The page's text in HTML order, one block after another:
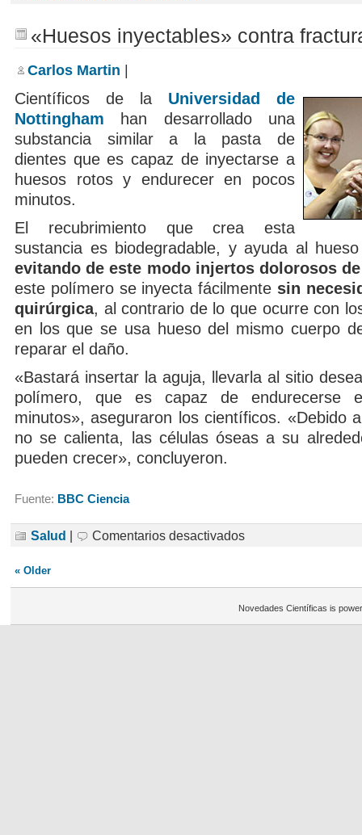
«Huesos inyectables» contra
Carlos Martin
Científicos de la Universidad de
Nottingham han desarrollado una
substancia similar a la pasta de
dientes que es capaz de inyectarse a
huesos rotos y endurecer en pocos
minutos.
El recubrimiento que crea esta
sustancia es biodegradable, y ayuda al
evitando de este modo injertos dolorosos
este polímero se inyecta fácilmente sin
quirúrgica, al contrario de lo que ocurre con
en los que se usa hueso del mismo cuerpo
reparar el daño.
«Bastará insertar la aguja, llevarla al sitio
polímero, que es capaz de endurecerse
minutos», aseguraron los científicos. «Debido
no se calienta, las células óseas a su
pueden crecer», concluyeron.
Fuente: BBC Ciencia
Salud Comentarios desactivados
« Older
Novedades Científicas is